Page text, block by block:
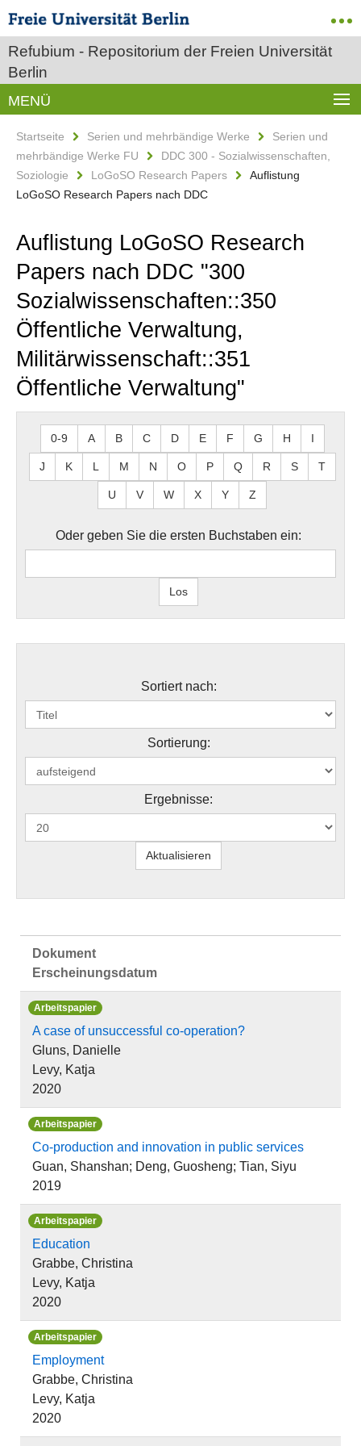
Refubium - Repositorium der Freien Universität
Berlin
MENÜ
Startseite Serien und mehrbändige Werke
Serien und
mehrbändige Werke FU
DDC 300 - Sozialwissenschaften,
Soziologie
LoGoSO Research Papers
Auflistung
LoGoSO Research Papers nach DDC
Auflistung LoGoSO Research
Papers nach DDC "300
Sozialwissenschaften::350
Öffentliche Verwaltung,
Militärwissenschaft::351
Öffentliche Verwaltung"
0-9 A B C D E F G H I
J K L M N O P Q R S T
U V W X Y Z
Oder geben Sie die ersten Buchstaben ein:
Sortiert nach:
Sortierung:
Ergebnisse:
Dokument
Erscheinungsdatum
Arbeitspapier
A case of unsuccessful co-operation?
Gluns, Danielle
Levy, Katja
2020
Arbeitspapier
Co-production and innovation in public services
Guan, Shanshan; Deng, Guosheng; Tian, Siyu
2019
Arbeitspapier
Education
Grabbe, Christina
Levy, Katja
2020
Arbeitspapier
Employment
Grabbe, Christina
Levy, Katja
2020